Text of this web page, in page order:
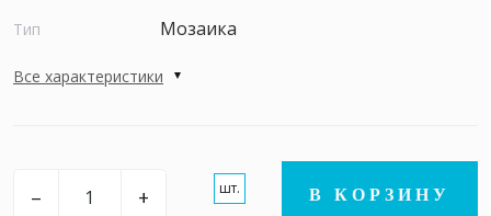
Тип Мозаика
Все характеристики
– + шт. В КОРЗИНУ